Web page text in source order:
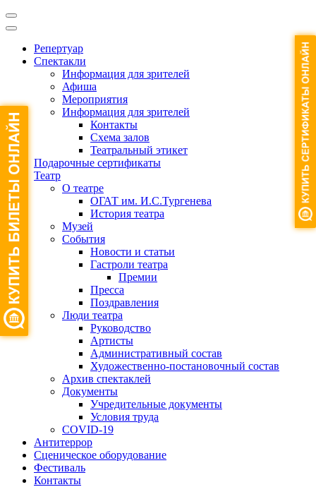
Репертуар
Спектакли
Информация для зрителей
Афиша
Мероприятия
Информация для зрителей
Контакты
Схема залов
Театральный этикет
Подарочные сертификаты
Театр
О театре
ОГАТ им. И.С.Тургенева
История театра
Музей
События
Новости и статьи
Гастроли театра
Премии
Пресса
Поздравления
Люди театра
Руководство
Артисты
Административный состав
Художественно-постановочный состав
Архив спектаклей
Документы
Учредительные документы
Условия труда
COVID-19
Антитеррор
Сценическое оборудование
Фестиваль
Контакты